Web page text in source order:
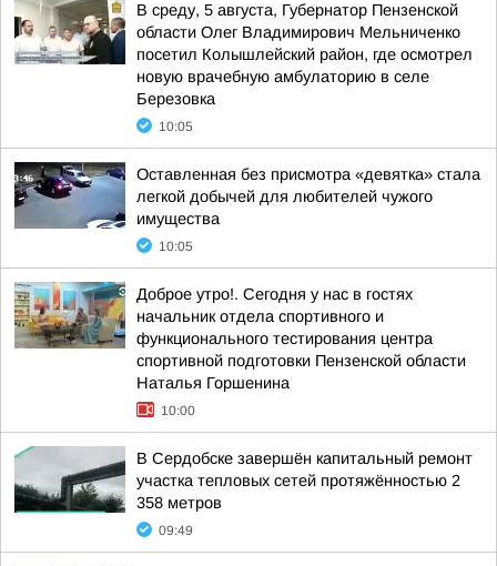
В среду, 5 августа, Губернатор Пензенской
области Олег Владимирович Мельниченко
посетил Колышлейский район, где осмотрел
новую врачебную амбулаторию в селе
Березовка
10:05
Оставленная без присмотра «девятка» стала
легкой добычей для любителей чужого
имущества
10:05
Доброе утро!. Сегодня у нас в гостях
начальник отдела спортивного и
функционального тестирования центра
спортивной подготовки Пензенской области
Наталья Горшенина
10:00
В Сердобске завершён капитальный ремонт
участка тепловых сетей протяжённостью 2
358 метров
09:49